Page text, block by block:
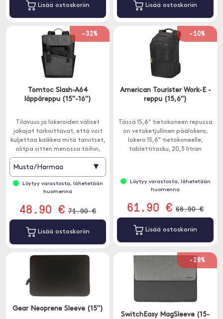
Lisää ostoskoriin Lisää ostoskoriin
-32%
Tomtoc Slash-A64
läppäreppu (15"-16")
Tilavuus ja lokeroiden väliset
jakajat tarkoittavat, että voit
kuljettaa kaikkea mitä tarvitset,
olitpa sitten menossa töihin,
kouluun tai työmatkaan.
Musta/Harmaa ▾
Löytyy varastosta, lähetetään
huomenna
48.90 € 71.90 €
Lisää ostoskoriin
-10%
American Tourister Work-E -
reppu (15,6")
Tässä 15,6" tietokoneen repussa
on vetoketjullinen päälokero,
lokero 15,6" tietokoneelle,
tablettitasku, 20,5 litran
Löytyy varastosta, lähetetään
huomenna
61.90 € 68.90 €
Lisää ostoskoriin
Gear Neoprene Sleeve (15")
-29%
SwitchEasy MagSleeve (15-